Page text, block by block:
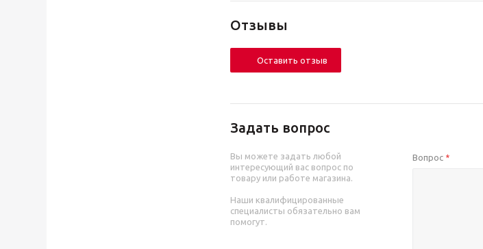
Отзывы
Оставить отзыв
Задать вопрос
Вы можете задать любой
интересующий вас вопрос по
товару или работе магазина.
Наши квалифицированные
специалисты обязательно вам
помогут.
Вопрос *